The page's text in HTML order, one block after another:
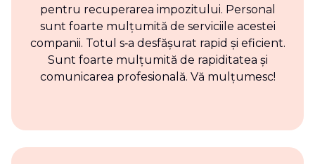
pentru recuperarea impozitului. Personal
sunt foarte mulțumită de serviciile acestei
companii. Totul s‑a desfășurat rapid și eficient.
Sunt foarte mulțumită de rapiditatea și
comunicarea profesională. Vă mulțumesc!